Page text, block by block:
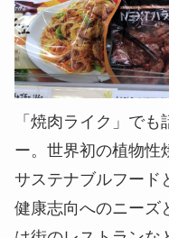
「焼肉ライク」で
ー。世界初の植物性
サステナブルフード
健康志向へのニーズ